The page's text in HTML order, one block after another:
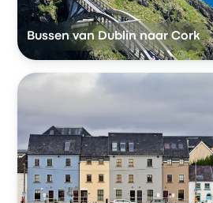
Bussen van Dublin naar Cork